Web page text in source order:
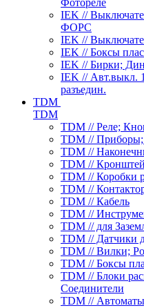
Фотореле
IEK //
ФОРС
IEK //
IEK // Боксы
IEK // Бирки;
IEK // Авт.выкл.
разъедин.
TDM
TDM
TDM // Реле;
TDM // Приборы;
TDM //
TDM //
TDM // Коробки
TDM //
TDM // Кабель
TDM //
TDM // для
TDM // Датчики
TDM // Вилки;
TDM // Боксы
TDM // Блоки
Соединители
TDM //